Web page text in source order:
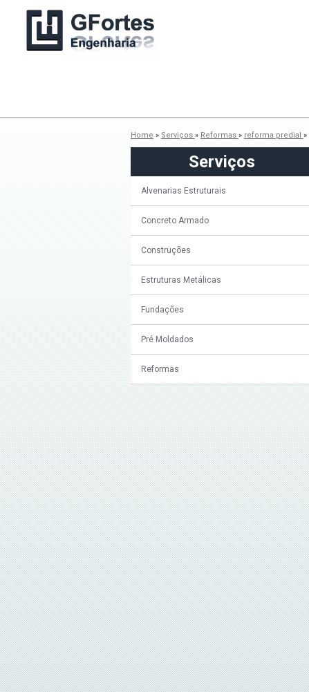
Home » Serviços » Reformas » reforma predial »
Serviços
Alvenarias Estruturais
Concreto Armado
Construções
Estruturas Metálicas
Fundações
Pré Moldados
Reformas